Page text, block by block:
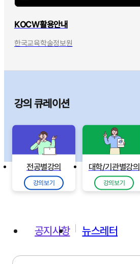
KOCW활용안내
한국교육학술정보원
강의 큐레이션
전공별강의
강의보기
대학/기관별강의
강의보기
공지사항 뉴스레터